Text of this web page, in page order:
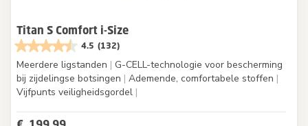
Titan S Comfort i-Size
4.5 (132)
Meerdere ligstanden | G-CELL-technologie voor bescherming
bij zijdelingse botsingen | Ademende, comfortabele stoffen |
Vijfpunts veiligheidsgordel |